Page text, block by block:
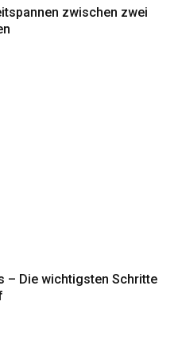
zwischen zwei
– Die wichtigsten Schritte